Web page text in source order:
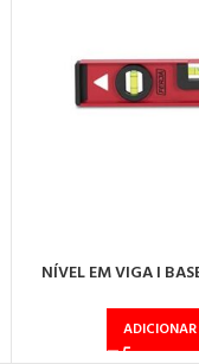
NÍVEL EM VIGA I